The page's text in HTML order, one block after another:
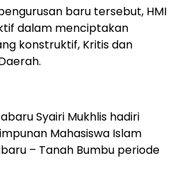
baru tersebut, HMI
dalam menciptakan
konstruktif, Kritis dan
Syairi Mukhlis hadiri
Mahasiswa Islam
– Tanah Bumbu periode